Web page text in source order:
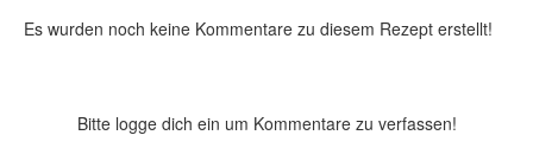
Es wurden noch keine Kommentare zu diesem Rezept erstellt!
Bitte logge dich ein um Kommentare zu verfassen!